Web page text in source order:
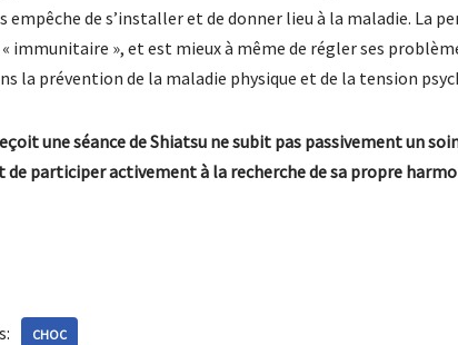
empêche de s’installer et de donner lieu à la maladie. La
immunitaire », et est mieux à même de régler ses
la prévention de la maladie physique et de la tension
une séance de Shiatsu ne subit pas passivement un
de participer activement à la recherche de sa propre
CHOC